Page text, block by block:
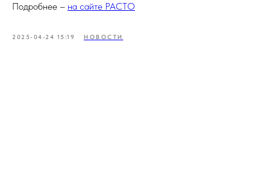
Подробнее – на сайте РАСТО
2025-04-24 15:19 НОВОСТИ